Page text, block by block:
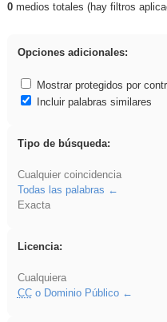
Resultados de:
0medios totales (hay filtros
Opciones adicionales:
Mostrar protegidos por
Incluir palabras similares
Tipo de búsqueda:
Cualquier coincidencia
Todas las palabras
Exacta
Licencia:
Cualquiera
CCo Dominio Público